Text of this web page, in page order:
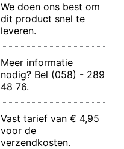
We doen ons best om
dit product snel te
leveren.
Meer informatie
nodig? Bel (058) - 289
48 76.
Vast tarief van € 4,95
voor de
verzendkosten.